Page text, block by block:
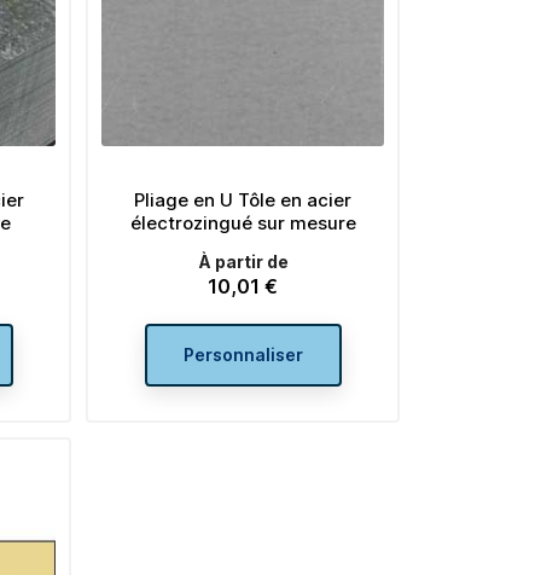
Pliage en U Tôle en acier
électrozingué sur mesure
À partir de
Prix
10,01 €
Personnaliser